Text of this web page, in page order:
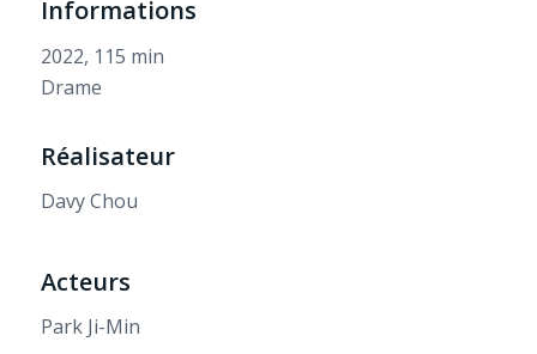
Informations
2022, 115 min
Drame
Réalisateur
Davy Chou
Acteurs
Park Ji-Min